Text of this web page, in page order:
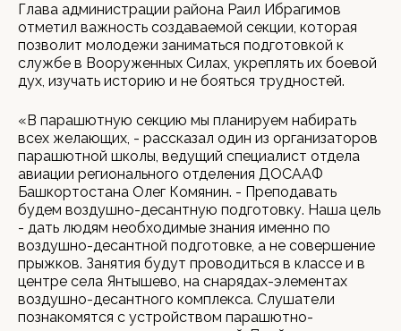
Глава администрации района Раил Ибрагимов
отметил важность создаваемой секции, которая
позволит молодежи заниматься подготовкой к
службе в Вооруженных Силах, укреплять их боевой
дух, изучать историю и не бояться трудностей.
«В парашютную секцию мы планируем набирать
всех желающих, - рассказал один из организаторов
парашютной школы, ведущий специалист отдела
авиации регионального отделения ДОСААФ
Башкортостана Олег Комянин. - Преподавать
будем воздушно-десантную подготовку. Наша цель
- дать людям необходимые знания именно по
воздушно-десантной подготовке, а не совершение
прыжков. Занятия будут проводиться в классе и в
центре села Янтышево, на снарядах-элементах
воздушно-десантного комплекса. Слушатели
познакомятся с устройством парашютно-